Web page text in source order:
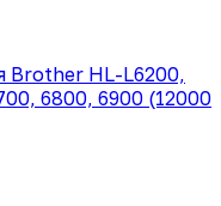
Brother HL-L6200,
6800, 6900 (12000